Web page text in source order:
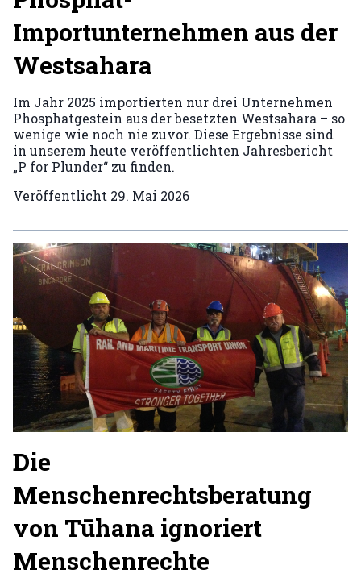
Importunternehmen aus der
Westsahara
Im Jahr 2025 importierten nur drei Unternehmen
Phosphatgestein aus der besetzten Westsahara – so
wenige wie noch nie zuvor. Diese Ergebnisse sind
in unserem heute veröffentlichten Jahresbericht
„P for Plunder“ zu finden.
Veröffentlicht 29. Mai 2026
Die
Menschenrechtsberatung
von Tūhana ignoriert
Menschenrechte